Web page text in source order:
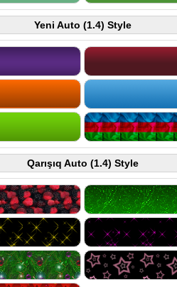
Yeni Auto (1.4) Style
Qarışıq Auto (1.4) Style